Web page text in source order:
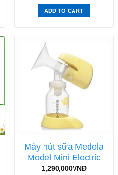
ADD TO CART
Máy hút sữa Medela
Model Mini Electric
1,290,000VNĐ